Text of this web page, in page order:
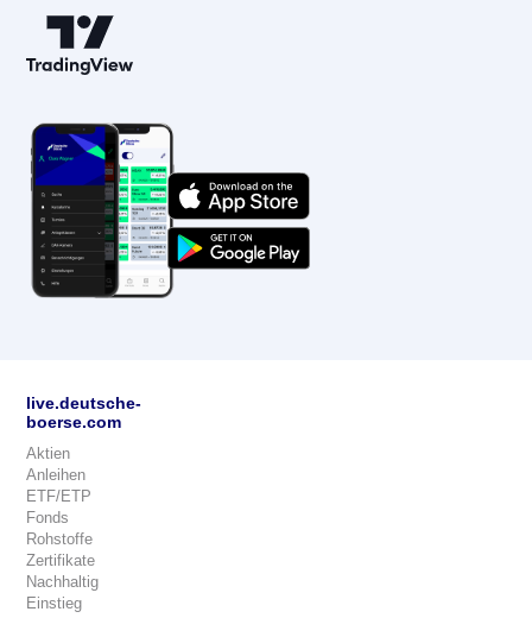
live.deutsche-
boerse.com
Aktien
Anleihen
ETF/ETP
Fonds
Rohstoffe
Zertifikate
Nachhaltig
Einstieg